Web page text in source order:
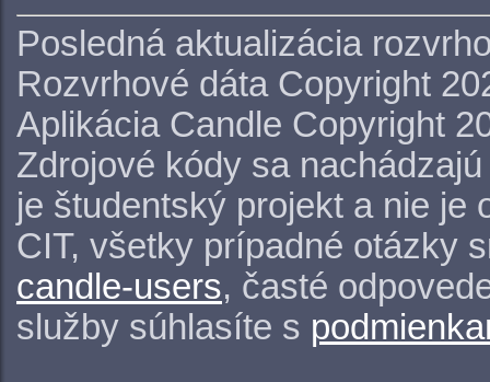
Posledná aktualizácia
Rozvrhové dáta Copyright
Aplikácia Candle Copyright
Zdrojové kódy sa
je študentský projekt a nie je
CIT, všetky prípadné otázky
candle-users, časté
služby súhlasíte s